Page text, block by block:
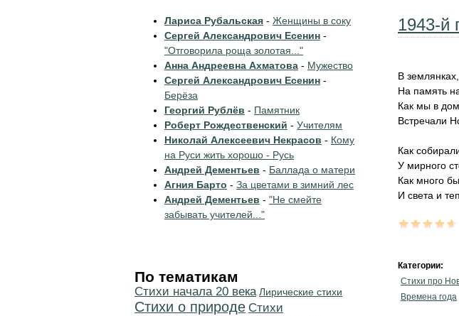
1943-й
В
На память
Как мы в
Встречали
Как
У мирного
Как много
И света и
Категории:
Стихи про
Времена года
Лариса Рубальская - Женщины в соку
Сергей Александрович Есенин -
"Отговорила роща золотая..."
Анна Андреевна Ахматова - Мужество
Сергей Александрович Есенин -
Берёза
Георгий Рублёв - Памятник
Роберт Рождественский - Учителям
Николай Алексеевич Некрасов - Кому
на Руси жить хорошо - Русь
Андрей Дементьев - Баллада о матери
Агния Барто - За цветами в зимний лес
Андрей Дементьев - "Не смейте
забывать учителей..."
По тематикам
Cтихи начала 20 века Лирические стихи
Стихи о природе Cтихи